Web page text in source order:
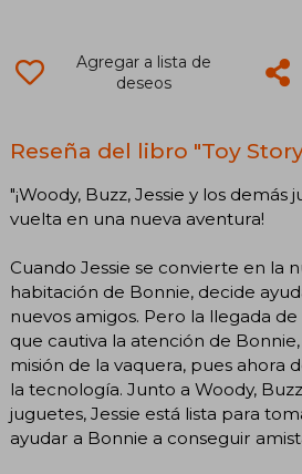
Agregar a lista de
deseos
Reseña del libro "Toy
"¡Woody, Buzz, Jessie y los demás
vuelta en una nueva aventura!
Cuando Jessie se convierte en la
habitación de Bonnie, decide
nuevos amigos. Pero la llegada
que cautiva la atención de
misión de la vaquera, pues ahora
la tecnología. Junto a Woody,
juguetes, Jessie está lista para
ayudar a Bonnie a conseguir